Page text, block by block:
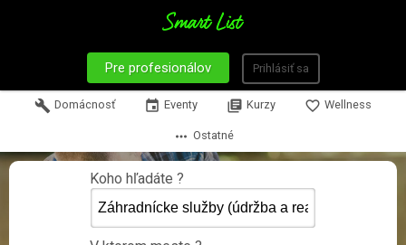
Pre profesionálov Prihlásiť sa
build Domácnosť event Eventy library_books Kurzy favorite_border Wellness
more_horiz Ostatné
Koho hľadáte ?